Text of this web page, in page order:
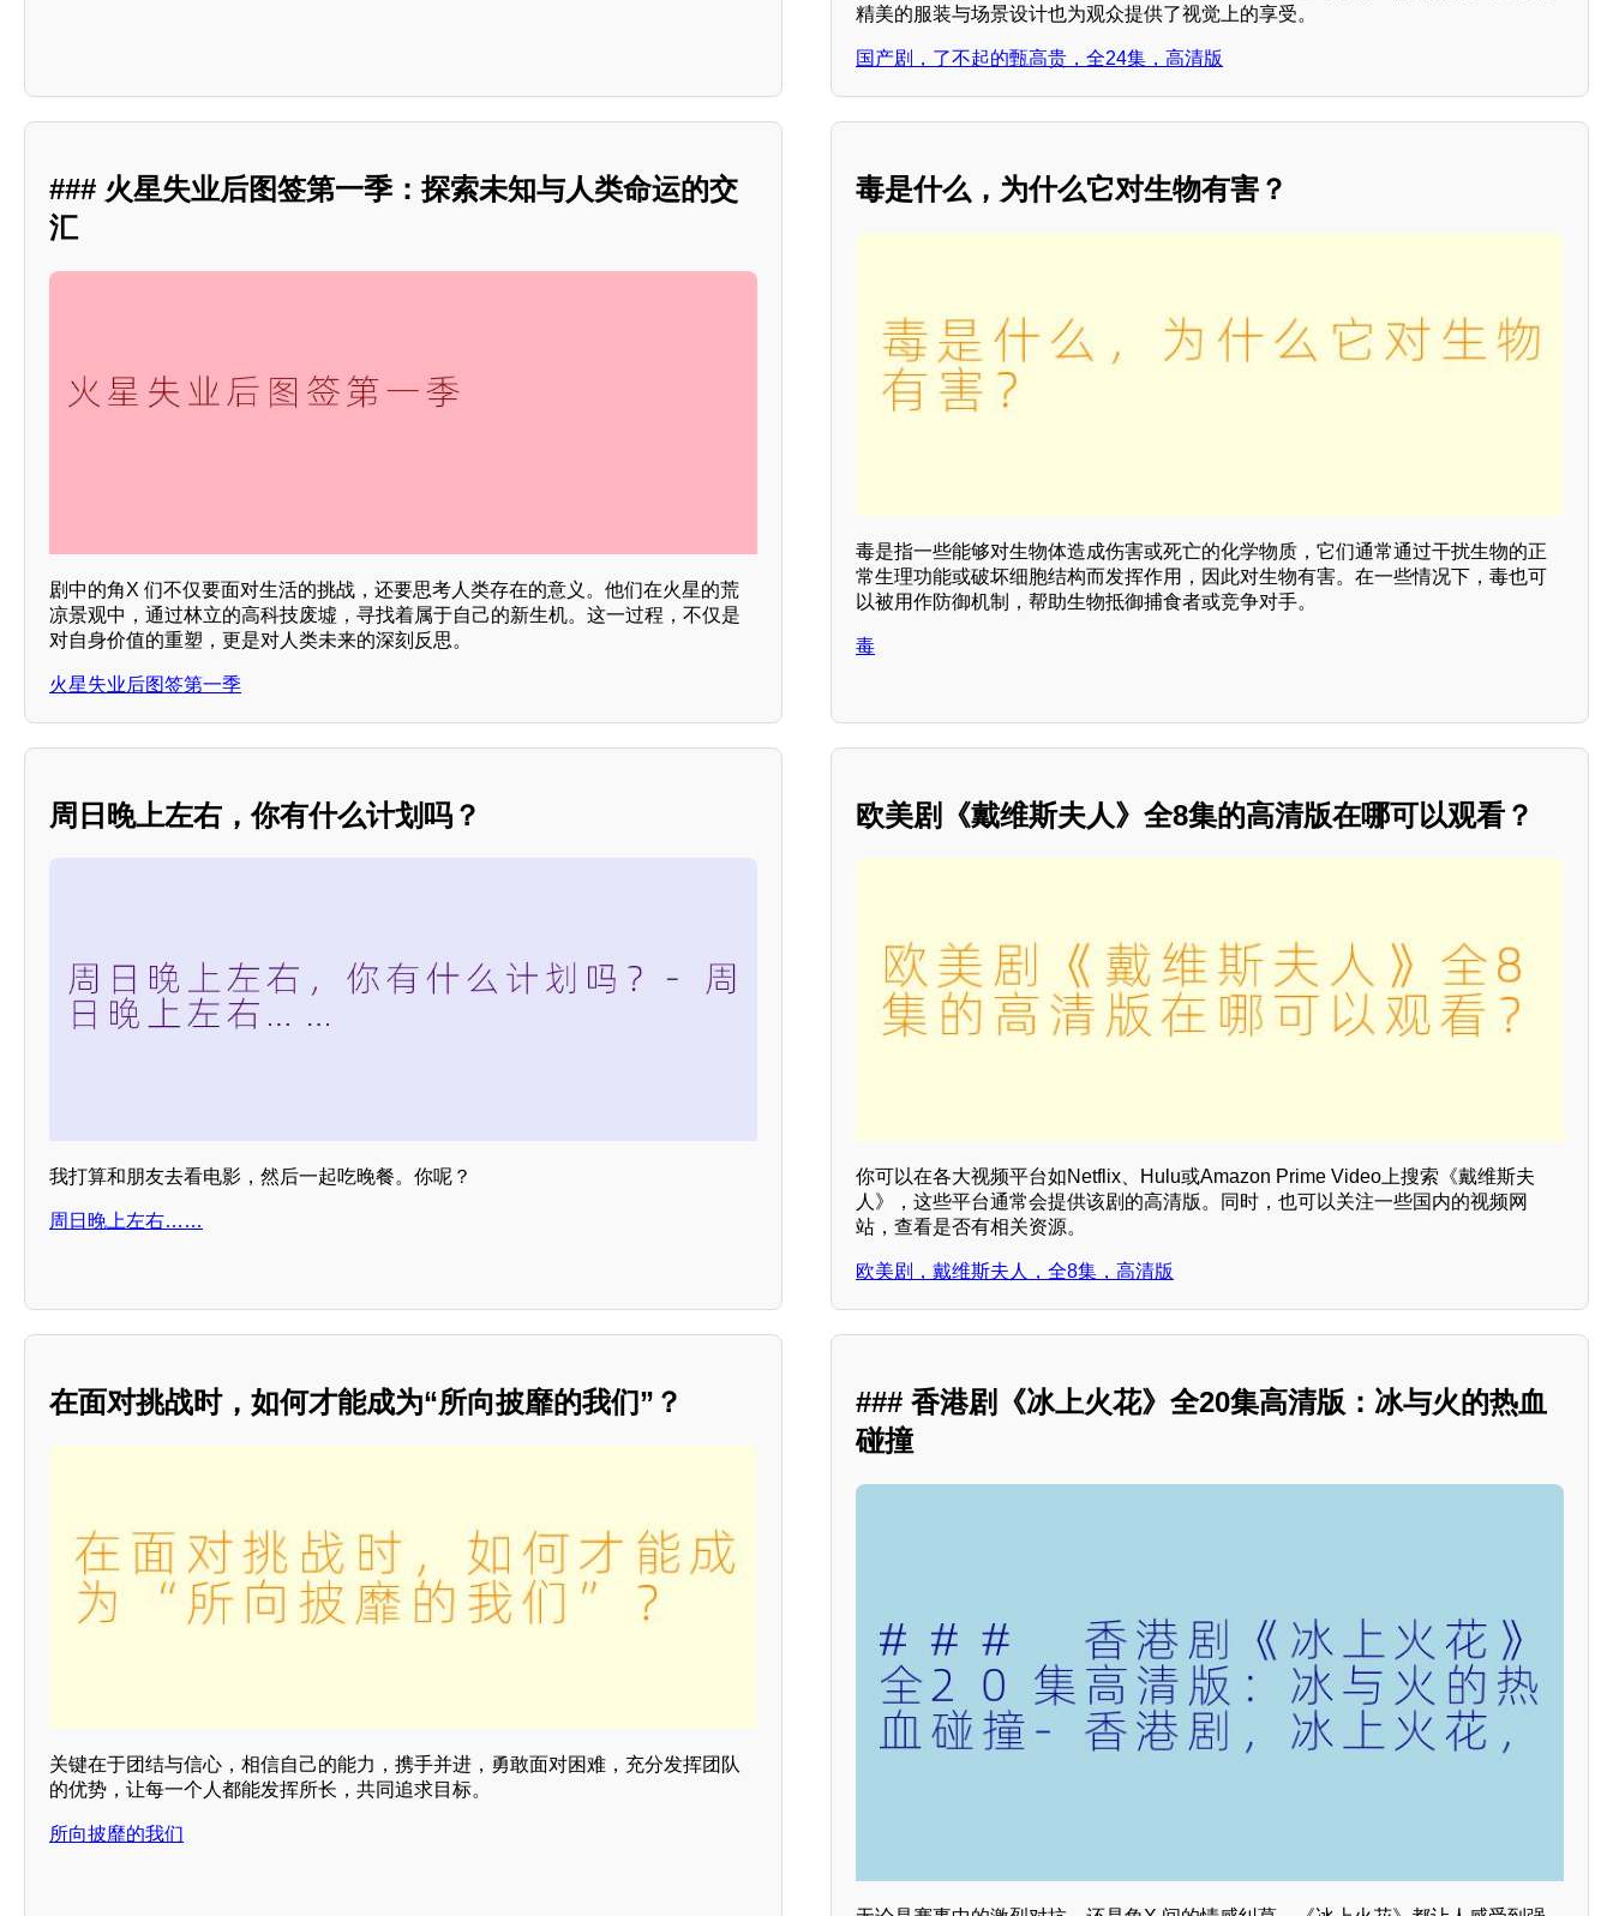
精美的服装与场景设计也为观众提供了视觉上的享受。
国产剧，了不起的甄高贵，全24集，高清版
### 火星失业后图签第一季：探索未知与人类命运的交
汇
剧中的角X 们不仅要面对生活的挑战，还要思考人类存在的意义。他们在火星的荒
凉景观中，通过林立的高科技废墟，寻找着属于自己的新生机。这一过程，不仅是
对自身价值的重塑，更是对人类未来的深刻反思。
火星失业后图签第一季
毒是什么，为什么它对生物有害？
毒是指一些能够对生物体造成伤害或死亡的化学物质，它们通常通过干扰生物的正
常生理功能或破坏细胞结构而发挥作用，因此对生物有害。在一些情况下，毒也可
以被用作防御机制，帮助生物抵御捕食者或竞争对手。
毒
周日晚上左右，你有什么计划吗？
我打算和朋友去看电影，然后一起吃晚餐。你呢？
周日晚上左右……
欧美剧《戴维斯夫人》全8集的高清版在哪可以观看？
你可以在各大视频平台如Netflix、Hulu或Amazon Prime Video上搜索《戴维斯夫
人》，这些平台通常会提供该剧的高清版。同时，也可以关注一些国内的视频网
站，查看是否有相关资源。
欧美剧，戴维斯夫人，全8集，高清版
在面对挑战时，如何才能成为“所向披靡的我们”？
关键在于团结与信心，相信自己的能力，携手并进，勇敢面对困难，充分发挥团队
的优势，让每一个人都能发挥所长，共同追求目标。
所向披靡的我们
### 香港剧《冰上火花》全20集高清版：冰与火的热血
碰撞